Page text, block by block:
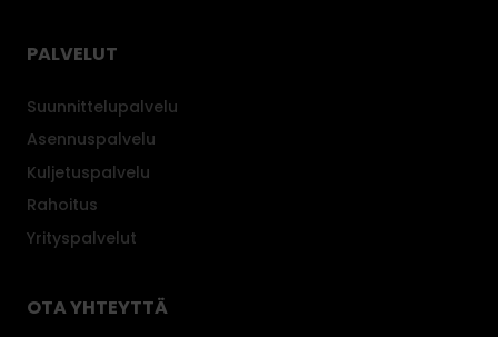
PALVELUT
Suunnittelupalvelu
Asennuspalvelu
Kuljetuspalvelu
Rahoitus
Yrityspalvelut
OTA YHTEYTTÄ